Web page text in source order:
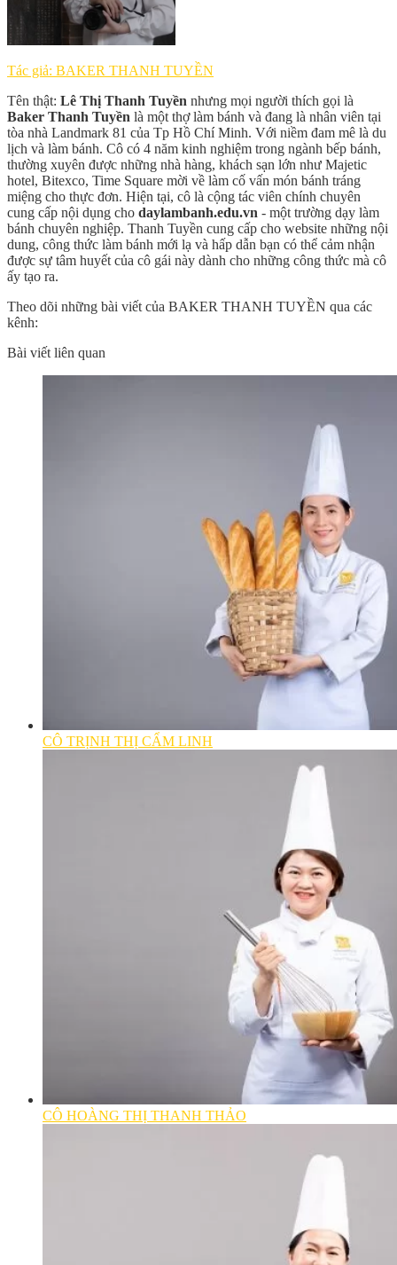
Tác giả: BAKER THANH TUYỀN
Tên thật: Lê Thị Thanh Tuyền nhưng mọi người thích gọi là
Baker Thanh Tuyền là một thợ làm bánh và đang là nhân viên tại
tòa nhà Landmark 81 của Tp Hồ Chí Minh. Với niềm đam mê là du
lịch và làm bánh. Cô có 4 năm kinh nghiệm trong ngành bếp bánh,
thường xuyên được những nhà hàng, khách sạn lớn như Majetic
hotel, Bitexco, Time Square mời về làm cố vấn món bánh tráng
miệng cho thực đơn. Hiện tại, cô là cộng tác viên chính chuyên
cung cấp nội dụng cho daylambanh.edu.vn - một trường dạy làm
bánh chuyên nghiệp. Thanh Tuyền cung cấp cho website những nội
dung, công thức làm bánh mới lạ và hấp dẫn bạn có thể cảm nhận
được sự tâm huyết của cô gái này dành cho những công thức mà cô
ấy tạo ra.
Theo dõi những bài viết của BAKER THANH TUYỀN qua các
kênh:
Bài viết liên quan
CÔ TRỊNH THỊ CẨM LINH
CÔ HOÀNG THỊ THANH THẢO